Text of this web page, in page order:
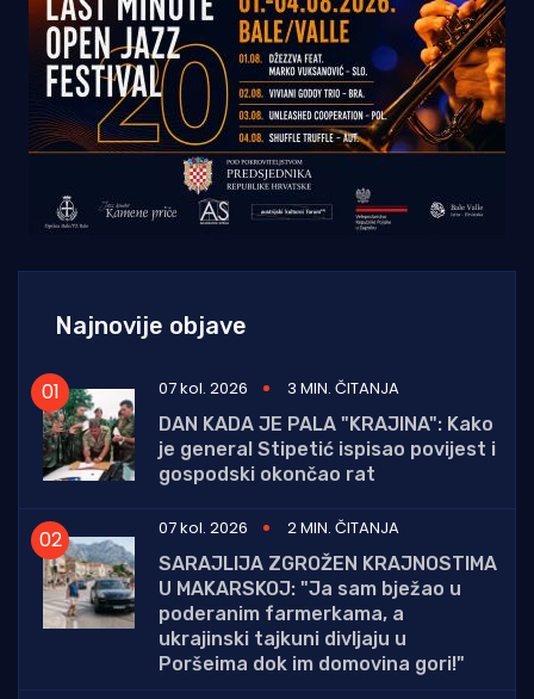
Najnovije objave
07 kol. 2026
3 MIN. ČITANJA
DAN KADA JE PALA "KRAJINA": Kako
je general Stipetić ispisao povijest i
gospodski okončao rat
07 kol. 2026
2 MIN. ČITANJA
SARAJLIJA ZGROŽEN KRAJNOSTIMA
U MAKARSKOJ: "Ja sam bježao u
poderanim farmerkama, a
ukrajinski tajkuni divljaju u
Poršeima dok im domovina gori!"